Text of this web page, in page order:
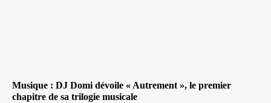
Musique : DJ Domi dévoile « Autrement », le premier
chapitre de sa trilogie musicale